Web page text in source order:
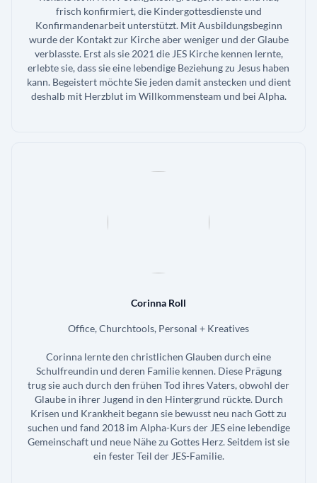
frisch konfirmiert, die Kindergottesdienste und
Konfirmandenarbeit unterstützt. Mit Ausbildungsbeginn
wurde der Kontakt zur Kirche aber weniger und der Glaube
verblasste. Erst als sie 2021 die JES Kirche kennen lernte,
erlebte sie, dass sie eine lebendige Beziehung zu Jesus haben
kann. Begeistert möchte Sie jeden damit anstecken und dient
deshalb mit Herzblut im Willkommensteam und bei Alpha.
Corinna Roll
Office, Churchtools, Personal + Kreatives
Corinna lernte den christlichen Glauben durch eine
Schulfreundin und deren Familie kennen. Diese Prägung
trug sie auch durch den frühen Tod ihres Vaters, obwohl der
Glaube in ihrer Jugend in den Hintergrund rückte. Durch
Krisen und Krankheit begann sie bewusst neu nach Gott zu
suchen und fand 2018 im Alpha-Kurs der JES eine lebendige
Gemeinschaft und neue Nähe zu Gottes Herz. Seitdem ist sie
ein fester Teil der JES-Familie.